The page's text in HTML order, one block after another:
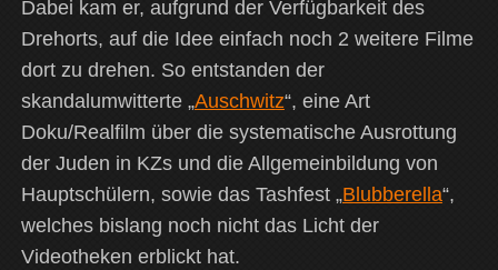
Dabei kam er, aufgrund der Verfügbarkeit des
Drehorts, auf die Idee einfach noch 2 weitere Filme
dort zu drehen. So entstanden der
skandalumwitterte „Auschwitz“, eine Art
Doku/Realfilm über die systematische Ausrottung
der Juden in KZs und die Allgemeinbildung von
Hauptschülern, sowie das Tashfest „Blubberella“,
welches bislang noch nicht das Licht der
Videotheken erblickt hat.